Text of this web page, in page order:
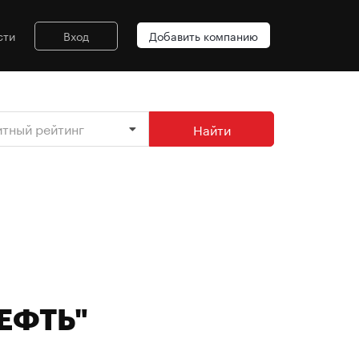
Вход Добавить компанию
рейтинг Найти